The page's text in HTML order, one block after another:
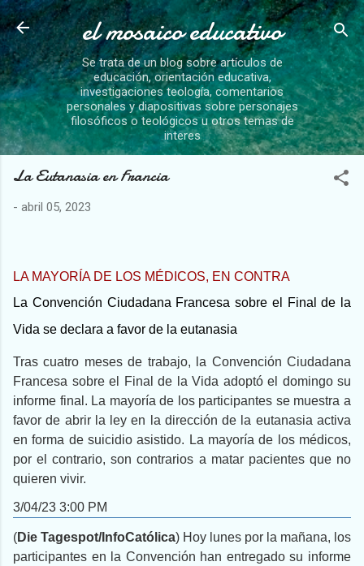
Ir al contenido principal
el mosaico educativo
Se trata de un blog sobre artículos de
educación, orientación educativa,
investigaciones teología, comentarios
personales y diapositivas sobre personajes
filosóficos o teológicos u otros temas de
interes
La Eutanasia en Francia
- abril 05, 2023
LA MAYORÍA DE LOS MÉDICOS, EN CONTRA
La Convención Ciudadana Francesa sobre el Final de la
Vida se declara a favor de la eutanasia
Tras cuatro meses de trabajo, la Convención Ciudadana
Francesa sobre el Final de la Vida adoptó el domingo su
informe final. La mayoría de los participantes se muestra a
favor de abrir la ley en la dirección de la eutanasia activa
en forma de suicidio asistido. La mayoría de los médicos,
por el contrario, son contrarios a matar pacientes que no
quieren vivir.
3/04/23 3:00 PM
(Die Tagespot/InfoCatólica) Hoy lunes por la mañana, los
participantes en la Convención han entregado su informe